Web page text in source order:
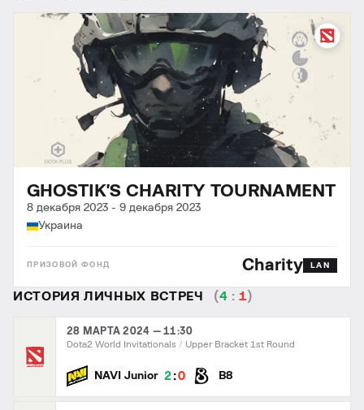
GHOSTIK'S CHARITY TOURNAMENT
8 декабря 2023 - 9 декабря 2023
Украина
Charity LAN
ИСТОРИЯ ЛИЧНЫХ ВСТРЕЧ (4 :1)
28 МАРТА 2024 — 11:30
Dota2 World Invitationals Upper Bracket 1st Round
NAVI Junior 2 :0 B8